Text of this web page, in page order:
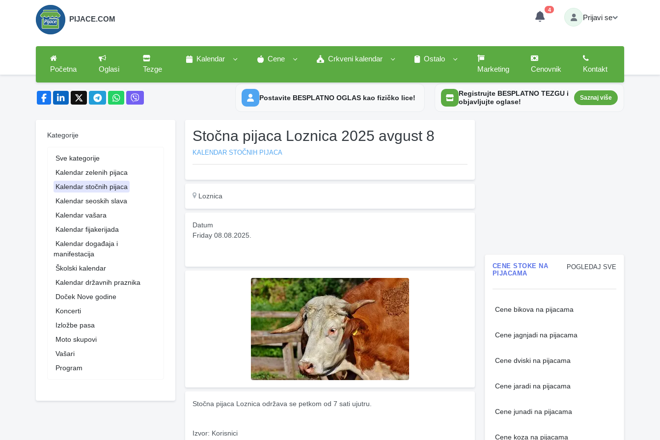
PIJACE.COM
4
Prijavi se
Početna Oglasi Tezge
Kalendar Cene Crkveni kalendar
Ostalo
Marketing
Cenovnik Kontakt
Postavite BESPLATNO OGLAS kao fizičko lice!
Registrujte BESPLATNO TEZGU i
objavljujte oglase!
Saznaj više
Kategorije
Sve kategorije
Kalendar zelenih pijaca
Kalendar stočnih pijaca
Kalendar seoskih slava
Kalendar vašara
Kalendar fijakerijada
Kalendar događaja i
manifestacija
Školski kalendar
Kalendar državnih praznika
Doček Nove godine
Koncerti
Izložbe pasa
Moto skupovi
Vašari
Program
Stočna pijaca Loznica 2025 avgust 8
KALENDAR STOČNIH PIJACA
Loznica
Datum
Friday 08.08.2025.
Stočna pijaca Loznica održava se petkom od 7 sati ujutru.
Izvor: Korisnici
POGLEDAJ SVE
CENE STOKE NA
PIJACAMA
Cene bikova na pijacama
Cene jagnjadi na pijacama
Cene dviski na pijacama
Cene jaradi na pijacama
Cene junadi na pijacama
Cene koza na pijacama